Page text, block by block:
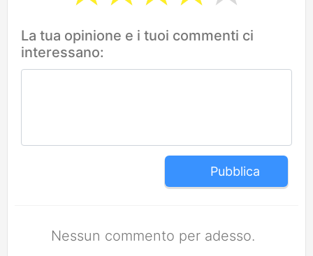
La tua opinione e i tuoi commenti ci
interessano:
Pubblica
Nessun commento per adesso.